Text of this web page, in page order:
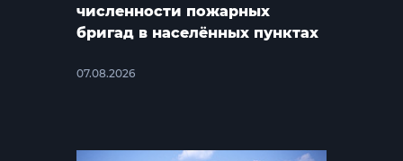
численности пожарных
бригад в населённых пунктах
07.08.2026